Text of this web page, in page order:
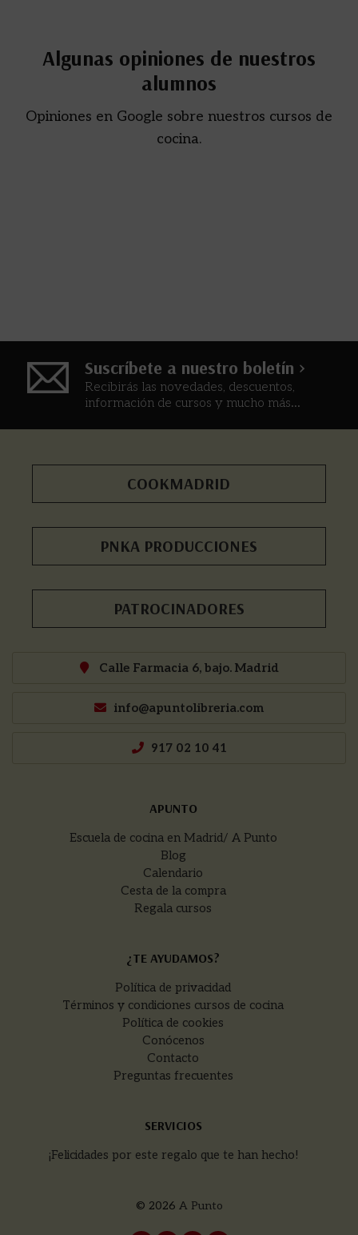
Algunas opiniones de nuestros
alumnos
Opiniones en Google sobre nuestros cursos de
cocina.
Suscríbete a nuestro boletín >
Recibirás las novedades, descuentos,
información de cursos y mucho más...
COOKMADRID
PNKA PRODUCCIONES
PATROCINADORES
Calle Farmacia 6, bajo. Madrid
info@apuntolibreria.com
917 02 10 41
APUNTO
Escuela de cocina en Madrid/ A Punto
Blog
Calendario
Cesta de la compra
Regala cursos
¿TE AYUDAMOS?
Política de privacidad
Términos y condiciones cursos de cocina
Política de cookies
Conócenos
Contacto
Preguntas frecuentes
SERVICIOS
¡Felicidades por este regalo que te han hecho!
© 2026 A Punto